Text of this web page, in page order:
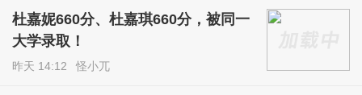
杜嘉妮660分、杜嘉琪660分，被同一
大学录取！
昨天 14:12 怪小兀